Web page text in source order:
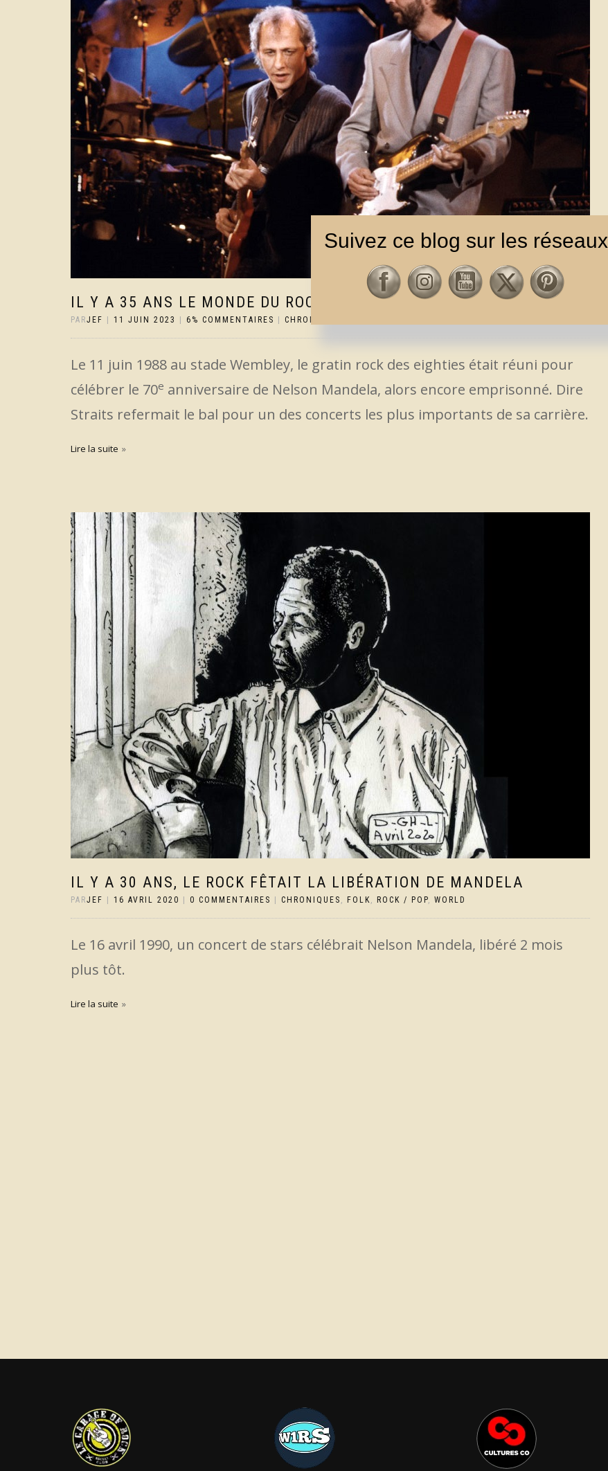
IL Y A 35 ANS LE MONDE DU ROCK FÊTAIT LES 70 ANS DE MANDELA
PARJEF 11 JUIN 2023 6% COMMENTAIRES CHRONIQUES
Le 11 juin 1988 au stade Wembley, le gratin rock des eighties était réuni pour
célébrer le 70e anniversaire de Nelson Mandela, alors encore emprisonné. Dire
Straits refermait le bal pour un des concerts les plus importants de sa carrière.
Lire la suite
IL Y A 30 ANS, LE ROCK FÊTAIT LA LIBÉRATION DE MANDELA
PARJEF 16 AVRIL 2020 0 COMMENTAIRES CHRONIQUES , FOLK, ROCK / POP, WORLD
Le 16 avril 1990, un concert de stars célébrait Nelson Mandela, libéré 2 mois
plus tôt.
Lire la suite
Suivez ce blog sur les réseaux